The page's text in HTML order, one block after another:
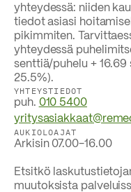
yhteydessä: niiden
tiedot asiasi
pikimmiten.
yhteydessä
senttiä/puhelu +
25.5%).
YHTEYSTIEDOT
puh. 010 5400
AUKIOLOAJAT
Arkisin 07.00-16.00
Etsitkö
muutoksista